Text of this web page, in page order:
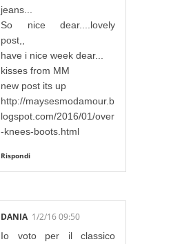
jeans...
So nice dear....lovely
post,,
have i nice week dear...
kisses from MM
new post its up
http://maysesmodamour.b
logspot.com/2016/01/over
-knees-boots.html
Rispondi
DANIA 1/2/16 09:50
Io voto per il classico